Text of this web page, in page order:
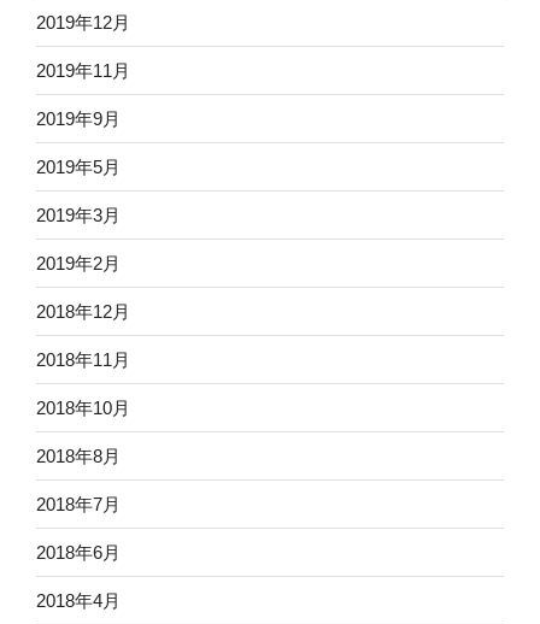
2019年12月
2019年11月
2019年9月
2019年5月
2019年3月
2019年2月
2018年12月
2018年11月
2018年10月
2018年8月
2018年7月
2018年6月
2018年4月